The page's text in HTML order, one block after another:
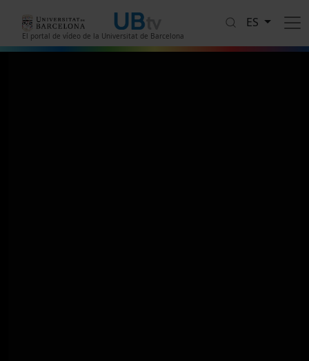
El portal de vídeo de la Universitat de Barcelona
ES